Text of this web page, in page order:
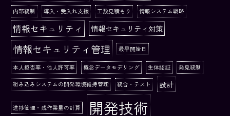
内部統制 導入・受入れ支援 工数見積もり 情報システム戦略
情報セキュリティ 情報セキュリティ対策
情報セキュリティ管理 最早開始日
本人拒否率・他人許可率 概念データモデリング 生体認証 発見統制
組み込みシステムの開発環境維持管理 統合・テスト 設計
進捗管理・残作業量の計算 開発技術